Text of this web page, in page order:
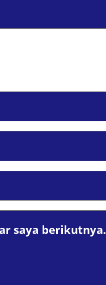
saya berikutnya.